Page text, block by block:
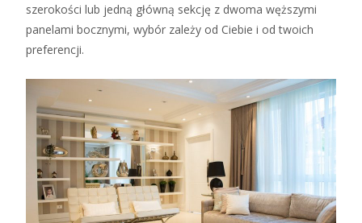
szerokości lub jedną główną sekcję z dwoma węższymi
panelami bocznymi, wybór zależy od Ciebie i od twoich
preferencji.